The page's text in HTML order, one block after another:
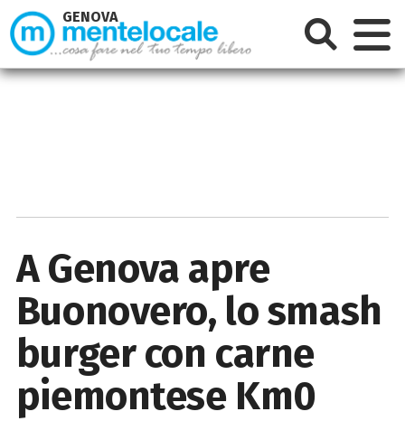
A Genova apre
Buonovero, lo smash
burger con carne
piemontese Km0
GENOVA